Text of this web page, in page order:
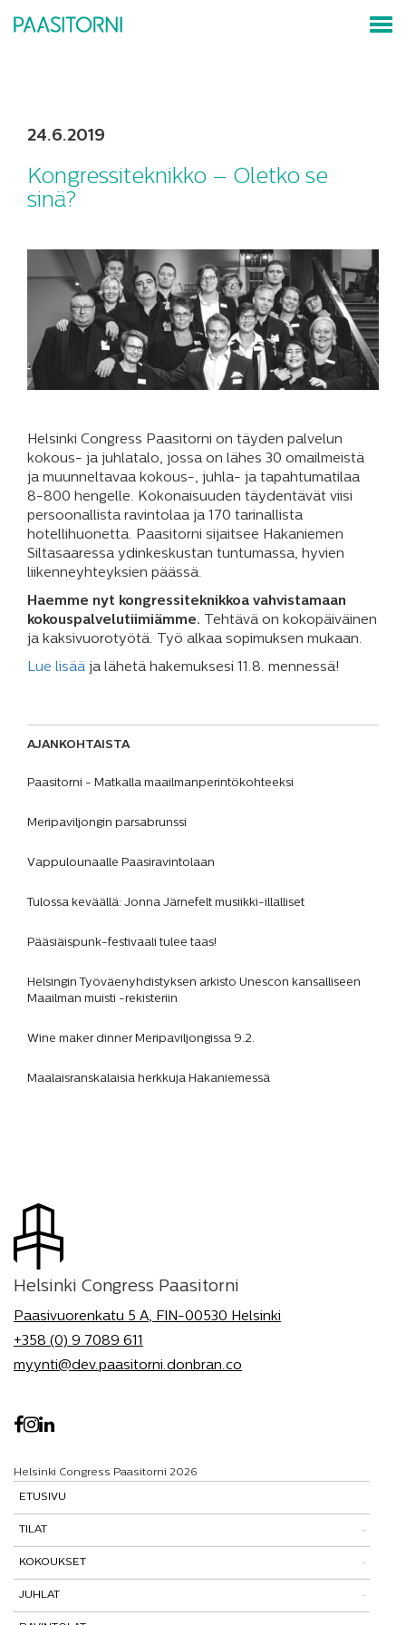
24.6.2019
Kongressiteknikko – Oletko se
sinä?
Helsinki Congress Paasitorni on täyden palvelun
kokous- ja juhlatalo, jossa on lähes 30 omailmeistä
ja muunneltavaa kokous-, juhla- ja tapahtumatilaa
8-800 hengelle. Kokonaisuuden täydentävät viisi
persoonallista ravintolaa ja 170 tarinallista
hotellihuonetta. Paasitorni sijaitsee Hakaniemen
Siltasaaressa ydinkeskustan tuntumassa, hyvien
liikenneyhteyksien päässä.
Haemme nyt kongressiteknikkoa vahvistamaan
kokouspalvelutiimiämme. Tehtävä on kokopäiväinen
ja kaksivuorotyötä. Työ alkaa sopimuksen mukaan.
Lue lisää ja lähetä hakemuksesi 11.8. mennessä!
AJANKOHTAISTA
Paasitorni - Matkalla maailmanperintökohteeksi
Meripaviljongin parsabrunssi
Vappulounaalle Paasiravintolaan
Tulossa keväällä: Jonna Järnefelt musiikki-illalliset
Pääsiäispunk-festivaali tulee taas!
Helsingin Työväenyhdistyksen arkisto Unescon kansalliseen
Maailman muisti -rekisteriin
Wine maker dinner Meripaviljongissa 9.2.
Maalaisranskalaisia herkkuja Hakaniemessä
Helsinki Congress Paasitorni
Paasivuorenkatu 5 A, FIN-00530 Helsinki
+358 (0) 9 7089 611
myynti@dev.paasitorni.donbran.co
Helsinki Congress Paasitorni 2026
ETUSIVU
TILAT
Tutustu tiloihimme
Tilat ja tarinat
KOKOUKSET
Kokouspaketit
JUHLAT